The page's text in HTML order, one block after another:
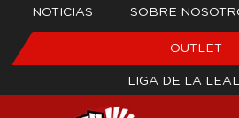
NOTICIAS SOBRE
OUTLET
LIGA DE LA